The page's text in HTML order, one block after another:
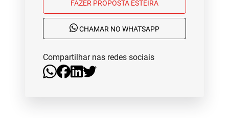
FAZER PROPOSTA ESTEIRA
CHAMAR NO WHATSAPP
Compartilhar nas redes sociais